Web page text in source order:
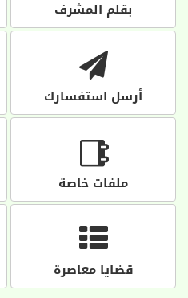
بقلم المشرف
أرسل استفسارك
ملفات خاصة
قضايا معاصرة